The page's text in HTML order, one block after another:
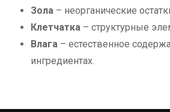
Зола – неорганические
Клетчатка – структурные
Влага – естественное
ингредиентах.